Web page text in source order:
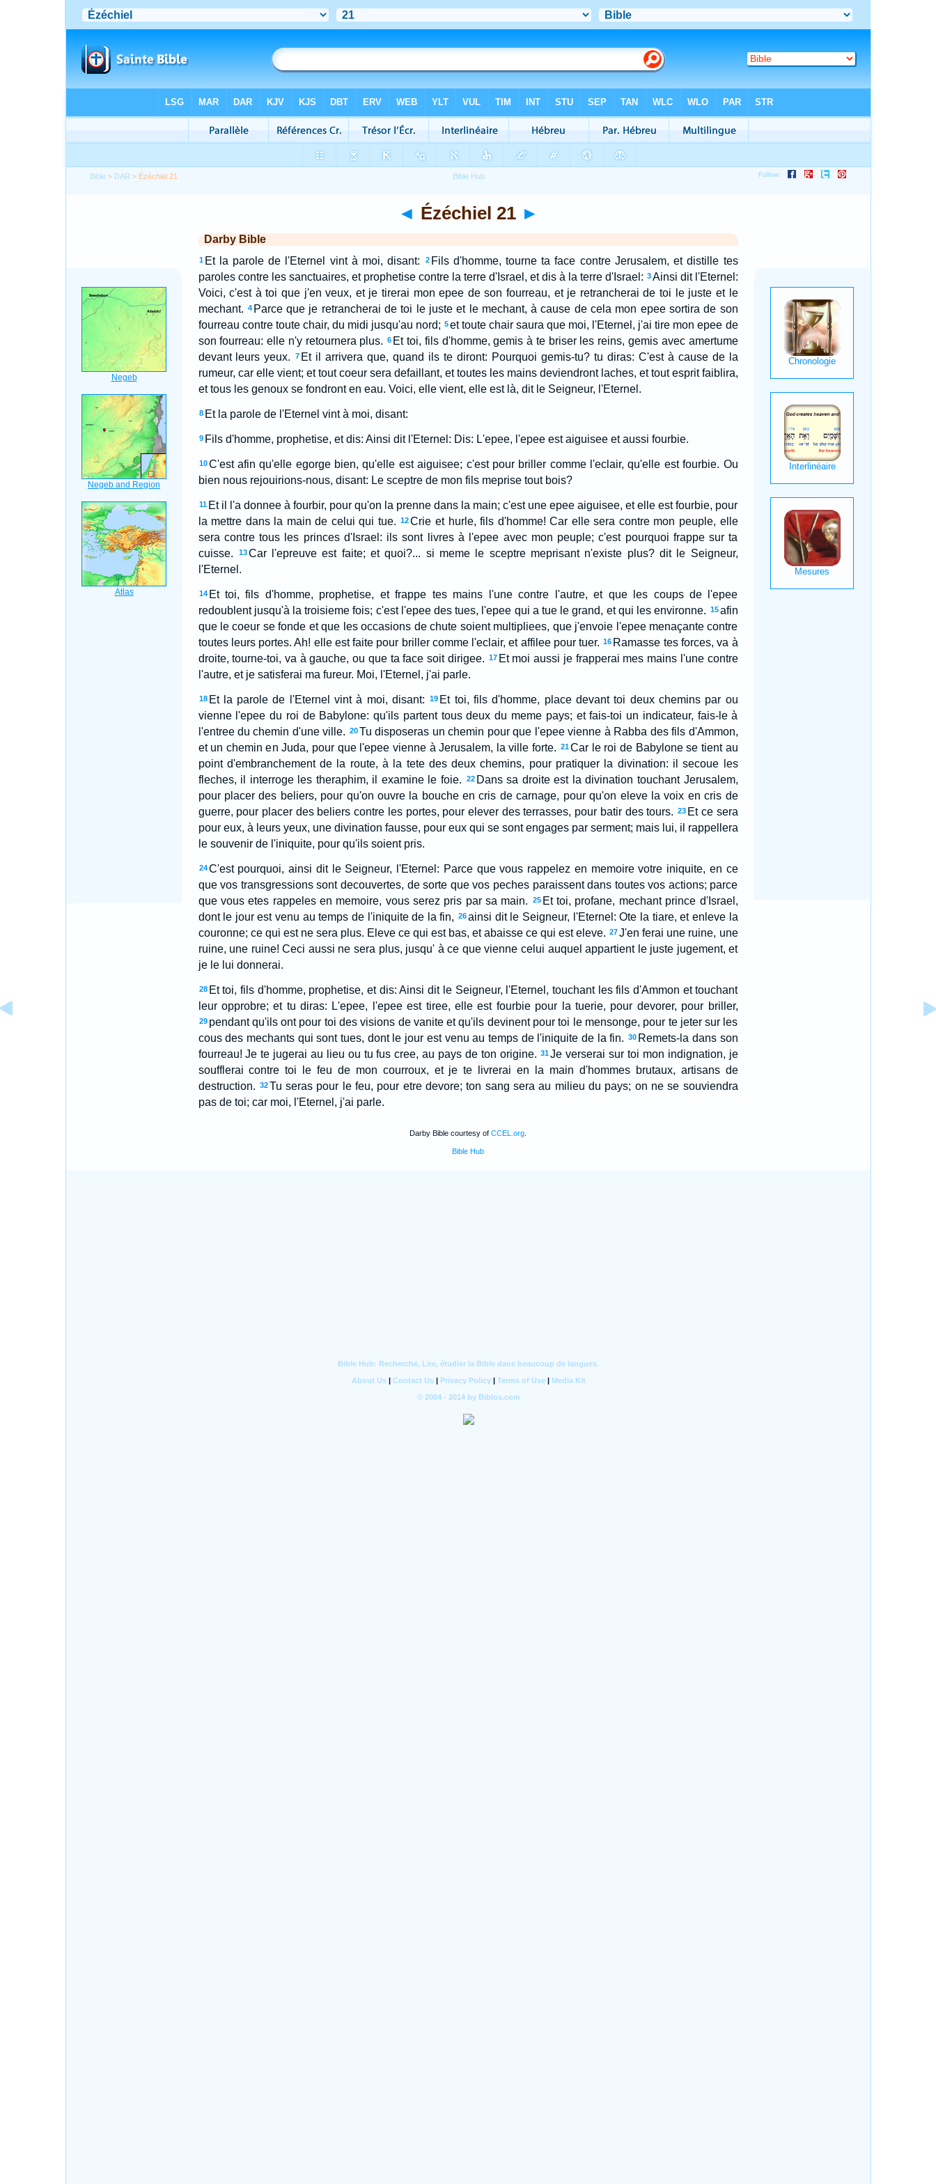
Bible > DAR > Ézéchiel 21
◄ Ézéchiel 21 ►
Darby Bible
1 Et la parole de l'Eternel vint à moi, disant: 2 Fils d'homme, tourne ta face contre Jerusalem, et distille tes
paroles contre les sanctuaires, et prophetise contre la terre d'Israel, et dis à la terre d'Israel: 3 Ainsi dit l'Eternel:
Voici, c'est à toi que j'en veux, et je tirerai mon epee de son fourreau, et je retrancherai de toi le juste et le
mechant. 4 Parce que je retrancherai de toi le juste et le mechant, à cause de cela mon epee sortira de son
fourreau contre toute chair, du midi jusqu'au nord; 5et toute chair saura que moi, l'Eternel, j'ai tire mon epee de
son fourreau: elle n'y retournera plus. 6 Et toi, fils d'homme, gemis à te briser les reins, gemis avec amertume
devant leurs yeux.
7 Et il arrivera que, quand ils te diront: Pourquoi gemis-tu? tu diras: C'est à cause de la
rumeur, car elle vient; et tout coeur sera defaillant, et toutes les mains deviendront laches, et tout esprit faiblira,
et tous les genoux se fondront en eau. Voici, elle vient, elle est là, dit le Seigneur, l'Eternel.
8 Et la parole de l'Eternel vint à moi, disant:
9 Fils d'homme, prophetise, et dis: Ainsi dit l'Eternel: Dis: L'epee, l'epee est aiguisee et aussi fourbie.
10 C'est afin qu'elle egorge bien, qu'elle est aiguisee; c'est pour briller comme l'eclair, qu'elle est fourbie. Ou
bien nous rejouirions-nous, disant: Le sceptre de mon fils meprise tout bois?
11 Et il l'a donnee à fourbir, pour qu'on la prenne dans la main; c'est une epee aiguisee, et elle est fourbie, pour
la mettre dans la main de celui qui tue.
12 Crie et hurle, fils d'homme! Car elle sera contre mon peuple, elle
sera contre tous les princes d'Israel: ils sont livres à l'epee avec mon peuple; c'est pourquoi frappe sur ta
cuisse.
13Car l'epreuve est faite; et quoi?... si meme le sceptre meprisant n'existe plus? dit le Seigneur,
l'Eternel.
14 Et toi, fils d'homme, prophetise, et frappe tes mains l'une contre l'autre, et que les coups de l'epee
redoublent jusqu'à la troisieme fois; c'est l'epee des tues, l'epee qui a tue le grand, et qui les environne. 15 afin
que le coeur se fonde et que les occasions de chute soient multipliees, que j'envoie l'epee menaçante contre
toutes leurs portes. Ah! elle est faite pour briller comme l'eclair, et affilee pour tuer. 16 Ramasse tes forces, va à
droite, tourne-toi, va à gauche, ou que ta face soit dirigee. 17 Et moi aussi je frapperai mes mains l'une contre
l'autre, et je satisferai ma fureur. Moi, l'Eternel, j'ai parle.
18 Et la parole de l'Eternel vint à moi, disant: 19 Et toi, fils d'homme, place devant toi deux chemins par ou
vienne l'epee du roi de Babylone: qu'ils partent tous deux du meme pays; et fais-toi un indicateur, fais-le à
l'entree du chemin d'une ville. 20Tu disposeras un chemin pour que l'epee vienne à Rabba des fils d'Ammon,
et un chemin en Juda, pour que l'epee vienne à Jerusalem, la ville forte. 21Car le roi de Babylone se tient au
point d'embranchement de la route, à la tete des deux chemins, pour pratiquer la divination: il secoue les
fleches, il interroge les theraphim, il examine le foie.
22 Dans sa droite est la divination touchant Jerusalem,
pour placer des beliers, pour qu'on ouvre la bouche en cris de carnage, pour qu'on eleve la voix en cris de
guerre, pour placer des beliers contre les portes, pour elever des terrasses, pour batir des tours. 23 Et ce sera
pour eux, à leurs yeux, une divination fausse, pour eux qui se sont engages par serment; mais lui, il rappellera
le souvenir de l'iniquite, pour qu'ils soient pris.
24 C'est pourquoi, ainsi dit le Seigneur, l'Eternel: Parce que vous rappelez en memoire votre iniquite, en ce
que vos transgressions sont decouvertes, de sorte que vos peches paraissent dans toutes vos actions; parce
que vous etes rappeles en memoire, vous serez pris par sa main.
25 Et toi, profane, mechant prince d'Israel,
dont le jour est venu au temps de l'iniquite de la fin, 26ainsi dit le Seigneur, l'Eternel: Ote la tiare, et enleve la
couronne; ce qui est ne sera plus. Eleve ce qui est bas, et abaisse ce qui est eleve. 27J'en ferai une ruine, une
ruine, une ruine! Ceci aussi ne sera plus, jusqu' à ce que vienne celui auquel appartient le juste jugement, et
je le lui donnerai.
28 Et toi, fils d'homme, prophetise, et dis: Ainsi dit le Seigneur, l'Eternel, touchant les fils d'Ammon et touchant
leur opprobre; et tu diras: L'epee, l'epee est tiree, elle est fourbie pour la tuerie, pour devorer, pour briller,
29 pendant qu'ils ont pour toi des visions de vanite et qu'ils devinent pour toi le mensonge, pour te jeter sur les
cous des mechants qui sont tues, dont le jour est venu au temps de l'iniquite de la fin. 30 Remets-la dans son
fourreau! Je te jugerai au lieu ou tu fus cree, au pays de ton origine. 31Je verserai sur toi mon indignation, je
soufflerai contre toi le feu de mon courroux, et je te livrerai en la main d'hommes brutaux, artisans de
destruction. 32Tu seras pour le feu, pour etre devore; ton sang sera au milieu du pays; on ne se souviendra
pas de toi; car moi, l'Eternel, j'ai parle.
Darby Bible courtesy of CCEL.org
Bible Hub